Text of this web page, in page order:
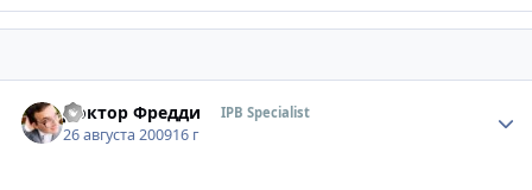
Доктор Фредди IPB Specialist
26 августа 200916 г